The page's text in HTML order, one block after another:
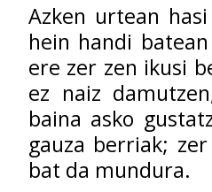
Azken urtean
hein handi
ere zer zen ikusi
ez naiz
baina asko
gauza berriak;
bat da mundura.